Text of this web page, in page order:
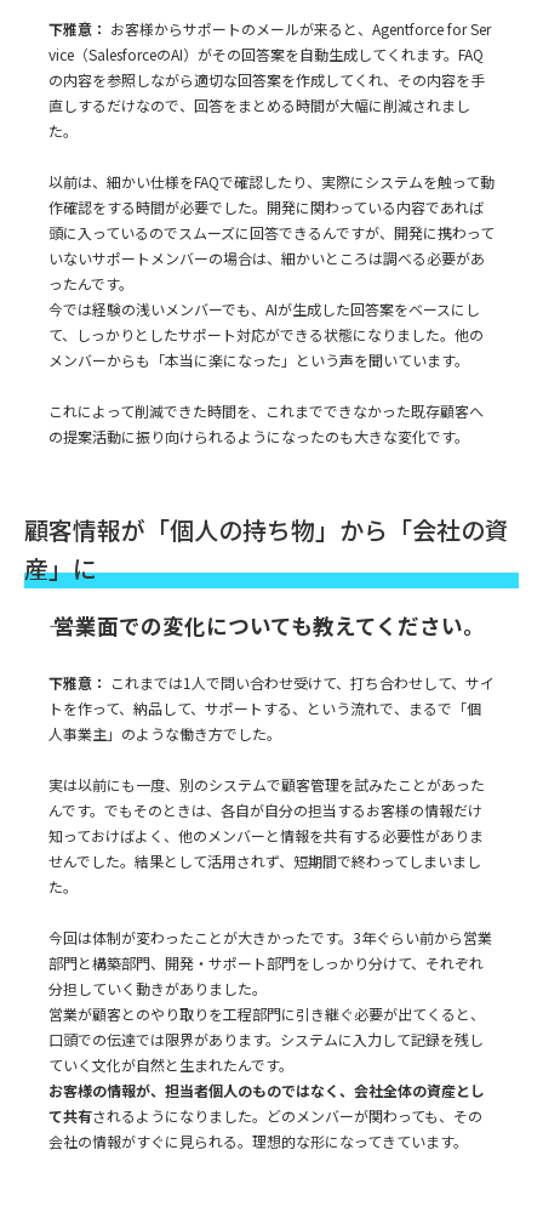
下雅意： お客様からサポートのメールが来ると、Agentforce for Ser
vice（SalesforceのAI）がその回答案を自動生成してくれます。FAQ
の内容を参照しながら適切な回答案を作成してくれ、その内容を手
直しするだけなので、回答をまとめる時間が大幅に削減されまし
た。
以前は、細かい仕様をFAQで確認したり、実際にシステムを触って動
作確認をする時間が必要でした。開発に関わっている内容であれば
頭に入っているのでスムーズに回答できるんですが、開発に携わって
いないサポートメンバーの場合は、細かいところは調べる必要があ
ったんです。
今では経験の浅いメンバーでも、AIが生成した回答案をベースにし
て、しっかりとしたサポート対応ができる状態になりました。他の
メンバーからも「本当に楽になった」という声を聞いています。
これによって削減できた時間を、これまでできなかった既存顧客へ
の提案活動に振り向けられるようになったのも大きな変化です。
顧客情報が「個人の持ち物」から「会社の資
産」に
―― 営業面での変化についても教えてください。
下雅意： これまでは1人で問い合わせ受けて、打ち合わせして、サイ
トを作って、納品して、サポートする、という流れで、まるで「個
人事業主」のような働き方でした。
実は以前にも一度、別のシステムで顧客管理を試みたことがあった
んです。でもそのときは、各自が自分の担当するお客様の情報だけ
知っておけばよく、他のメンバーと情報を共有する必要性がありま
せんでした。結果として活用されず、短期間で終わってしまいまし
た。
今回は体制が変わったことが大きかったです。3年ぐらい前から営業
部門と構築部門、開発・サポート部門をしっかり分けて、それぞれ
分担していく動きがありました。
営業が顧客とのやり取りを工程部門に引き継ぐ必要が出てくると、
口頭での伝達では限界があります。システムに入力して記録を残し
ていく文化が自然と生まれたんです。
お客様の情報が、担当者個人のものではなく、会社全体の資産とし
て共有されるようになりました。どのメンバーが関わっても、その
会社の情報がすぐに見られる。理想的な形になってきています。